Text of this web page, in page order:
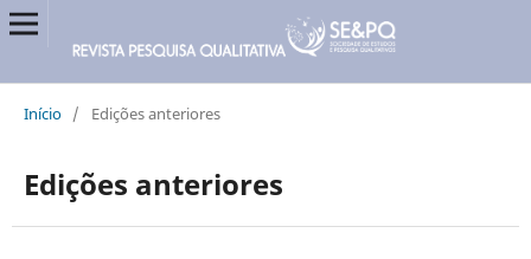
Início / Edições anteriores
Edições anteriores